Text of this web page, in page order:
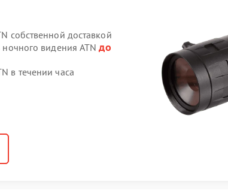
собственной доставкой
видения ATNдо
в течении часа